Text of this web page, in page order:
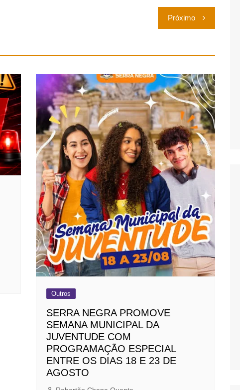
Próximo
Outros
SERRA NEGRA PROMOVE
SEMANA MUNICIPAL DA
JUVENTUDE COM
PROGRAMAÇÃO ESPECIAL
ENTRE OS DIAS 18 E 23 DE
AGOSTO